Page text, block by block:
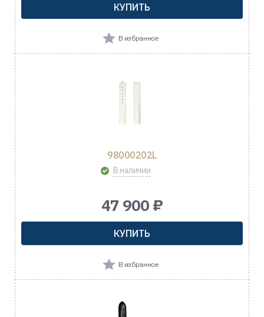
КУПИТЬ
В избранное
98000202L
В наличии
47 900 ₽
КУПИТЬ
В избранное